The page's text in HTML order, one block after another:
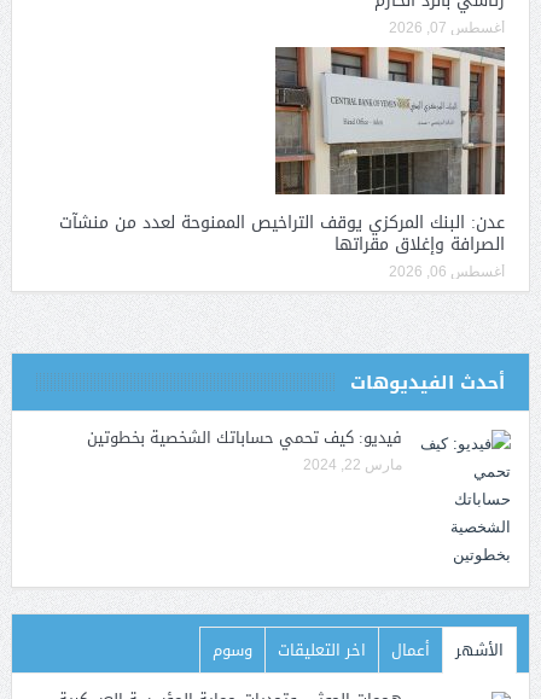
أغسطس 07, 2026
عدن: البنك المركزي يوقف التراخيص الممنوحة لعدد من منشآت
الصرافة وإغلاق مقراتها
أغسطس 06, 2026
أحدث الفيديوهات
فيديو: كيف تحمي حساباتك الشخصية بخطوتين
مارس 22, 2024
الأشهر أعمال اخر التعليقات
وسوم